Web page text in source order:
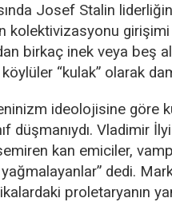
Josef Stalin
kolektivizasyonu
birkaç inek veya beş
“kulak” olarak
ideolojisine göre
düşmanıydı. Vladimir
kan emiciler,
yağmalayanlar” dedi.
proletaryanın